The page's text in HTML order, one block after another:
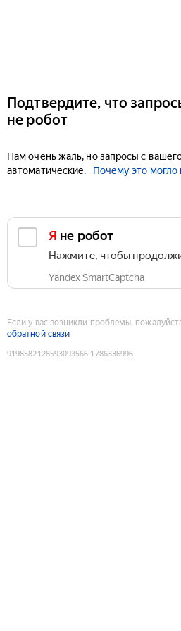
Подтвердите, что
не робот
Нам очень жаль, но запросы с
автоматические.
Почему это могло
Я не робот
Нажмите, чтобы
Yandex SmartCaptcha
Если у вас возникли проблемы,
обратной связи
9198582128593093566:1786336996